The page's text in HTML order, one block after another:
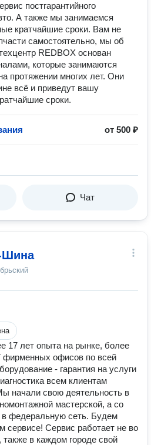
постгарантийного
А также мы занимаемся
кратчайшие сроки. Вам не
самостоятельно, мы об
REDBOX основан
которые занимаются
протяжении многих лет. Они
всё и приведут вашу
сроки.
от 500 ₽
Чат
Шина
17 лет опыта на рынке, более
фирменных офисов по всей
- гарантия на услуги
всем клиентам
начали свою деятельность в
мастерской, а со
в федеральную сеть. Будем
сервисе! Сервис работает не во
также в каждом городе свой